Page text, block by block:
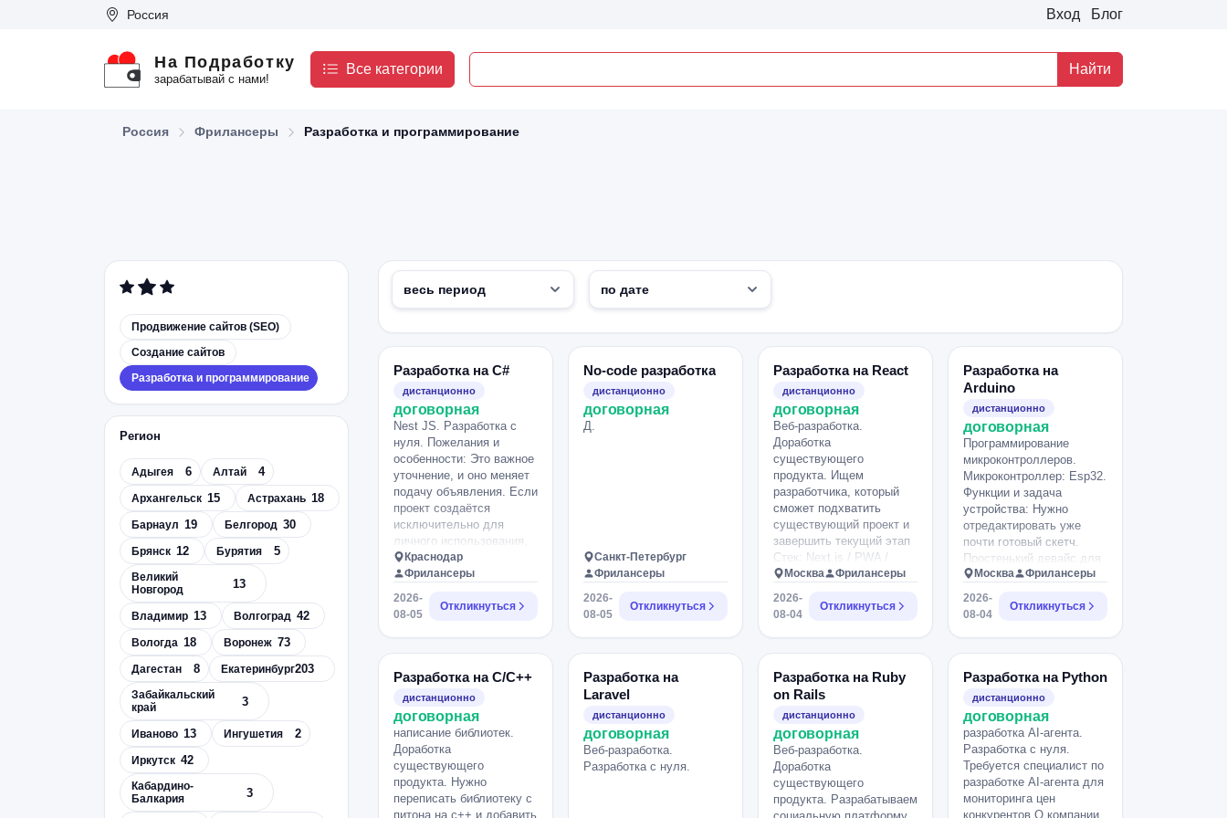
Россия Вход Блог
На Подработку
зарабатывай с нами!
Все категории Найти
Россия Фрилансеры Разработка и программирование
Продвижение сайтов (SEO)
Создание сайтов
Разработка и программирование
Регион
Адыгея 6 Алтай 4
Архангельск 15 Астрахань 18
Барнаул 19 Белгород 30
Брянск 12 Бурятия 5
Великий
Новгород
13
Владимир 13 Волгоград 42
Вологда 18 Воронеж 73
Дагестан 8 Екатеринбург203
Забайкальский
край
3
Иваново 13 Ингушетия 2
Иркутск 42
Кабардино-
Балкария
3
Разработка на C#
дистанционно
договорная
Nest JS. Разработка с
нуля. Пожелания и
особенности: Это важное
уточнение, и оно меняет
подачу объявления. Если
проект создаётся
исключительно для
личного использования,
не стоит позиционировать
его как коммерческий
стартап. Многие
разработчики начинают
разработчик NestJS /
Next.js для создания
личной системы анализа
лотов Ищу опытного
разработчика (или
небольшую команду) для
создания личной веб-
системы, которой буду
пользоваться
самостоятельно. Цель
проекта —
Краснодар
Фрилансеры
2026-
08-05
Откликнуться
No-code разработка
дистанционно
договорная
Д.
Санкт-Петербург
Фрилансеры
2026-
08-05
Откликнуться
Разработка на React
дистанционно
договорная
Веб-разработка.
Доработка
существующего
продукта. Ищем
разработчика, который
сможет подхватить
существующий проект и
завершить текущий этап
Стек: Next.js / PWA /
Capacitor / Android Что
нужно сделать: -
актуализировать Android-
версию портала - собрать
и протестировать новую
версию - подготовить
приложение и
RuStore - сделать
дизайн, адаптивную
вёрстку нового раздела
на портал и размещение
в мобильной версии -
добавить нового
Москва
Фрилансеры
2026-
08-04
Откликнуться
Разработка на
Arduino
дистанционно
договорная
Программирование
микроконтроллеров.
Микроконтроллер: Esp32.
Функции и задача
устройства: Нужно
отредактировать уже
почти готовый скетч.
Простенький девайс для
управления двух
сервоприводов.
Москва
Фрилансеры
2026-
08-04
Откликнуться
Разработка на C/C++
дистанционно
договорная
написание библиотек.
Доработка
существующего
продукта. Нужно
переписать библиотеку с
питона на c++ и добавить
Разработка на
Laravel
дистанционно
договорная
Веб-разработка.
Разработка с нуля.
Разработка на Ruby
on Rails
дистанционно
договорная
Веб-разработка.
Доработка
существующего
продукта. Разрабатываем
Разработка на Python
дистанционно
договорная
разработка AI-агента.
Разработка с нуля.
Требуется специалист по
разработке AI-агента для
мониторинга цен
конкурентов О компании